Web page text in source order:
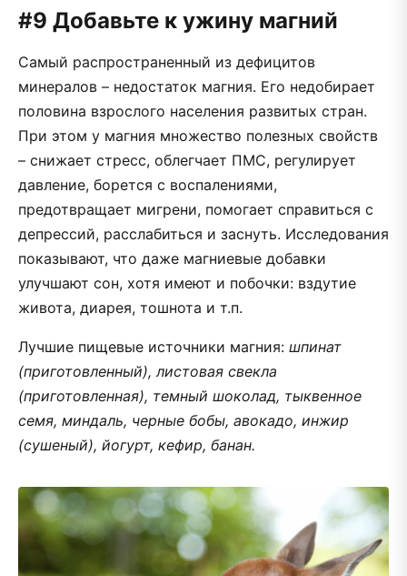
#9 Добавьте к ужину магний
Самый распространенный из дефицитов
минералов – недостаток магния. Его недобирает
половина взрослого населения развитых стран.
При этом у магния множество полезных свойств
– снижает стресс, облегчает ПМС, регулирует
давление, борется с воспалениями,
предотвращает мигрени, помогает справиться с
депрессий, расслабиться и заснуть. Исследования
показывают, что даже магниевые добавки
улучшают сон, хотя имеют и побочки: вздутие
живота, диарея, тошнота и т.п.
Лучшие пищевые источники магния: шпинат
(приготовленный), листовая свекла
(приготовленная), темный шоколад, тыквенное
семя, миндаль, черные бобы, авокадо, инжир
(сушеный), йогурт, кефир, банан.